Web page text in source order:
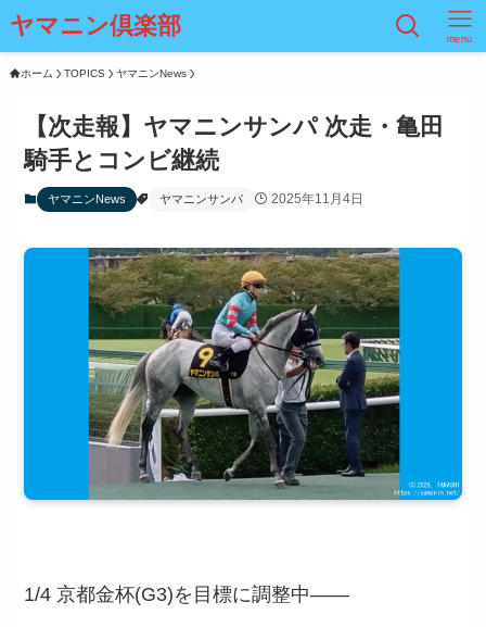
ヤマニン倶楽部 menu
ホーム TOPICS ヤマニンNews
【次走報】ヤマニンサンパ 次走・亀田
騎手とコンビ継続
ヤマニンNews ヤマニンサンパ 2025年11月4日
1/4 京都金杯(G3)を目標に調整中――